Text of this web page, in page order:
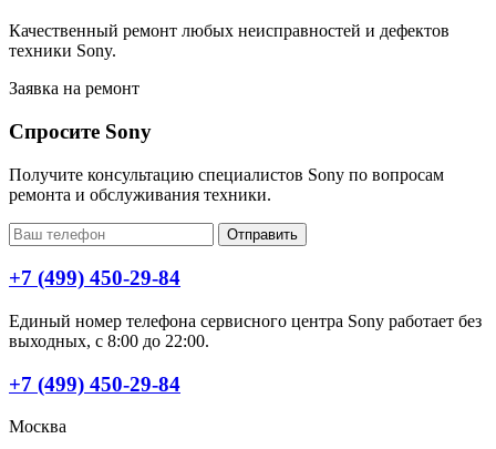
Качественный ремонт любых неисправностей и дефектов
техники Sony.
Заявка на ремонт
Спросите Sony
Получите консультацию специалистов Sony по вопросам
ремонта и обслуживания техники.
Отправить
+7 (499) 450-29-84
Единый номер телефона сервисного центра Sony работает без
выходных, с 8:00 до 22:00.
+7 (499) 450-29-84
Москва